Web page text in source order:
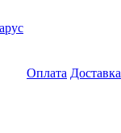
Оплата Доставка